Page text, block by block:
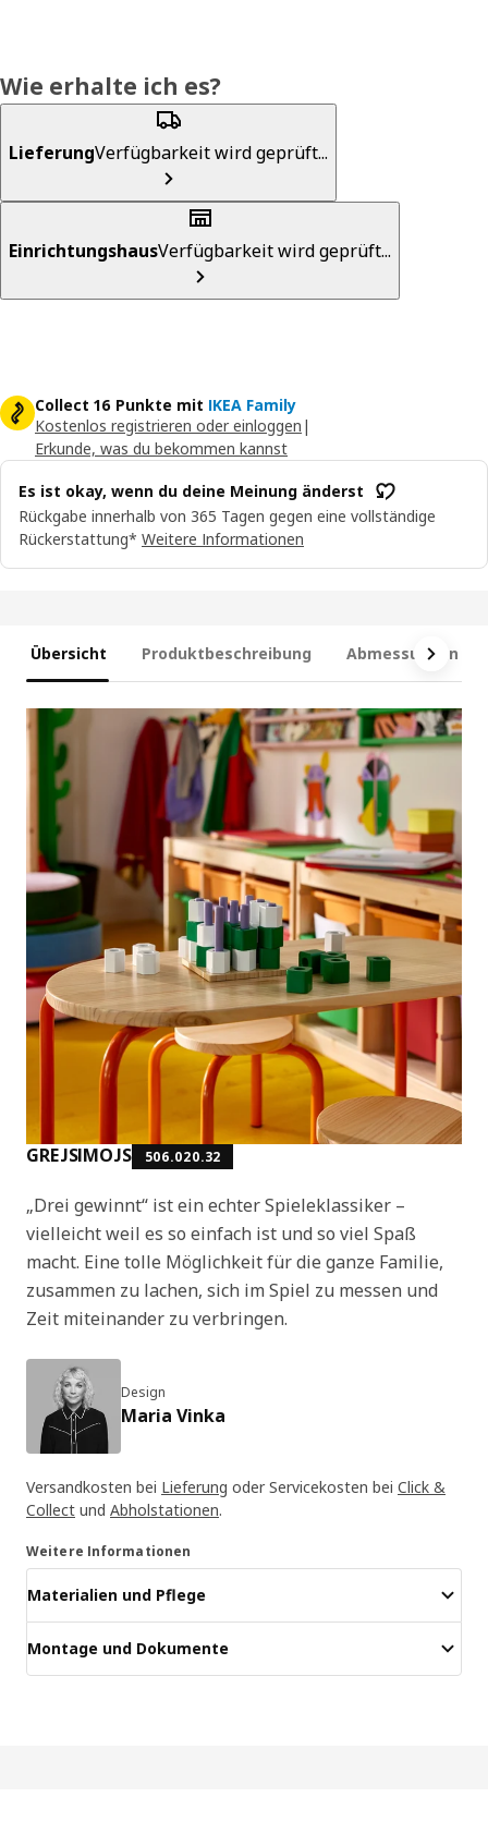
Wie erhalte ich es?
LieferungVerfügbarkeit wird geprüft...
EinrichtungshausVerfügbarkeit wird geprüft...
Collect 16 Punkte mit IKEA Family
Kostenlos registrieren oder einloggen |
Erkunde, was du bekommen kannst
Es ist okay, wenn du deine Meinung änderst
Rückgabe innerhalb von 365 Tagen gegen eine vollständige
Rückerstattung* Weitere Informationen
Übersicht Produktbeschreibung Abmessungen
GREJSIMOJS 506.020.32
„Drei gewinnt“ ist ein echter Spieleklassiker –
vielleicht weil es so einfach ist und so viel Spaß
macht. Eine tolle Möglichkeit für die ganze Familie,
zusammen zu lachen, sich im Spiel zu messen und
Zeit miteinander zu verbringen.
Design
Maria Vinka
Versandkosten bei Lieferung oder Servicekosten bei Click &
Collect und Abholstationen.
Weitere Informationen
Materialien und Pflege
Montage und Dokumente